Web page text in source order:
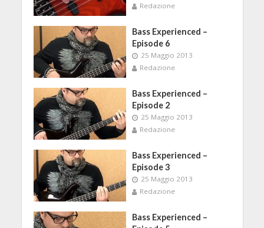
Redazione
Bass Experienced –
Episode 6
25 Maggio 2013
Redazione
Bass Experienced –
Episode 2
25 Maggio 2013
Redazione
Bass Experienced –
Episode 3
25 Maggio 2013
Redazione
Bass Experienced –